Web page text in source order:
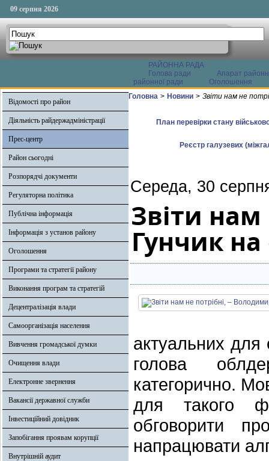
09 серпня 2026
РАЙОННА РАДА
Голова ради
Апарат
районної ради
Оголошення
Відомості про район
Діяльність райдержадміністрації
Прес-центр
Район сьогодні
Розпорядчі документи
Регуляторна політика
Публічна інформація
Інформація з установ району
Оголошення
Програми та стратегії району
Виконання програм та стратегій
Децентралізація влади
Самоорганізація населення
Вивчення громадської думки
Очищення влади
Електронне звернення
Вакансії державної служби
Інвестиційний довідник
Запобігання проявам корупції
Внутрішній аудит
Головна > Новини > Звіти нам не
План перевірки стану
Реєстр галузевих
Середа, 30
Звіти
Гунчик на
актуальних для
голова
категорично.
для такого
обговорити
напрацювати